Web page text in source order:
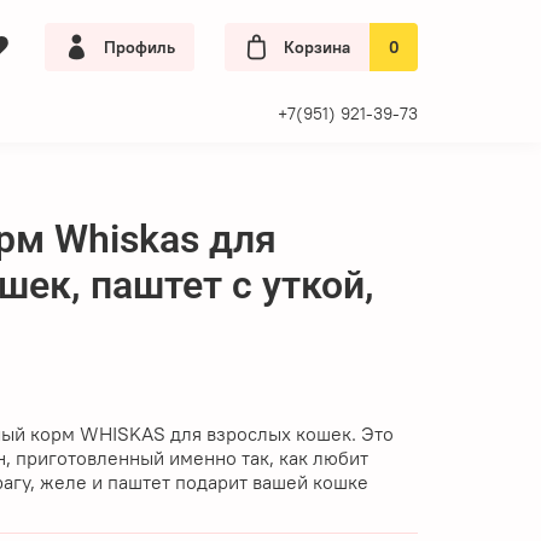
Профиль Корзина 0
+7(951) 921-39-73
Whiskas для
паштет с уткой,
корм WHISKAS для взрослых кошек. Это
приготовленный именно так, как любит
желе и паштет подарит вашей кошке